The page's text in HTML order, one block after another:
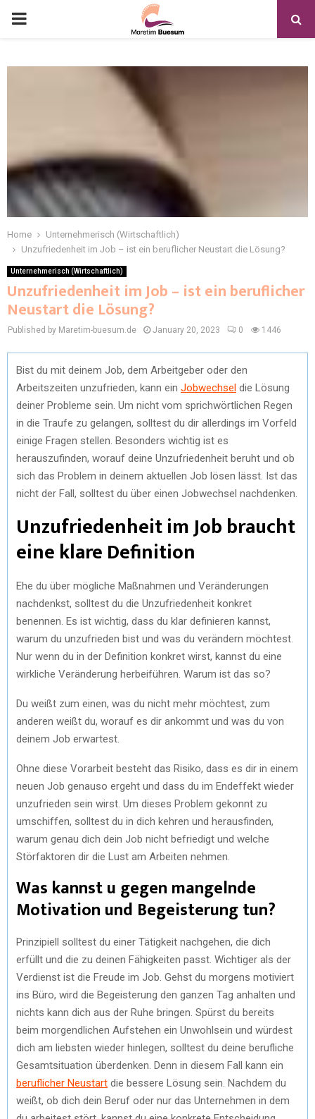
Home
Unternehmerisch (Wirtschaftlich)
Unzufriedenheit im Job – ist ein beruflicher Neustart die Lösung?
Unternehmerisch (Wirtschaftlich)
Unzufriedenheit im Job – ist ein beruflicher
Neustart die Lösung?
Published by Maretim-buesum.de January 20, 2023 0 1446
Bist du mit deinem Job, dem Arbeitgeber oder den
Arbeitszeiten unzufrieden, kann ein Jobwechsel die Lösung
deiner Probleme sein. Um nicht vom sprichwörtlichen Regen
in die Traufe zu gelangen, solltest du dir allerdings im Vorfeld
einige Fragen stellen. Besonders wichtig ist es
herauszufinden, worauf deine Unzufriedenheit beruht und ob
sich das Problem in deinem aktuellen Job lösen lässt. Ist das
nicht der Fall, solltest du über einen Jobwechsel nachdenken.
Unzufriedenheit im Job braucht
eine klare Definition
Ehe du über mögliche Maßnahmen und Veränderungen
nachdenkst, solltest du die Unzufriedenheit konkret
benennen. Es ist wichtig, dass du klar definieren kannst,
warum du unzufrieden bist und was du verändern möchtest.
Nur wenn du in der Definition konkret wirst, kannst du eine
wirkliche Veränderung herbeiführen. Warum ist das so?
Du weißt zum einen, was du nicht mehr möchtest, zum
anderen weißt du, worauf es dir ankommt und was du von
deinem Job erwartest.
Ohne diese Vorarbeit besteht das Risiko, dass es dir in einem
neuen Job genauso ergeht und dass du im Endeffekt wieder
unzufrieden sein wirst. Um dieses Problem gekonnt zu
umschiffen, solltest du in dich kehren und herausfinden,
warum genau dich dein Job nicht befriedigt und welche
Störfaktoren dir die Lust am Arbeiten nehmen.
Was kannst u gegen mangelnde
Motivation und Begeisterung tun?
Prinzipiell solltest du einer Tätigkeit nachgehen, die dich
erfüllt und die zu deinen Fähigkeiten passt. Wichtiger als der
Verdienst ist die Freude im Job. Gehst du morgens motiviert
ins Büro, wird die Begeisterung den ganzen Tag anhalten und
nichts kann dich aus der Ruhe bringen. Spürst du bereits
beim morgendlichen Aufstehen ein Unwohlsein und würdest
dich am liebsten wieder hinlegen, solltest du deine berufliche
Gesamtsituation überdenken. Denn in diesem Fall kann ein
beruflicher Neustart die bessere Lösung sein. Nachdem du
weißt, ob dich dein Beruf oder nur das Unternehmen in dem